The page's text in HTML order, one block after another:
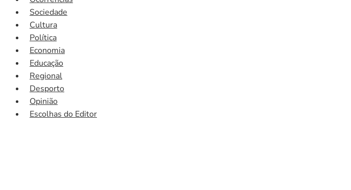
Sociedade
Cultura
Política
Economia
Educação
Regional
Desporto
Opinião
Escolhas do Editor